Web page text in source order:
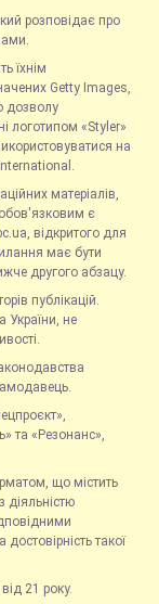
розповідає про
їхнім
Getty Images,
дозволу
логотипом «Styler»
на
матеріалів,
обов'язковим є
відкритого для
має бути
другого абзацу.
публікацій.
України, не
та «Резонанс»,
що містить
діяльністю
такої
21 року.